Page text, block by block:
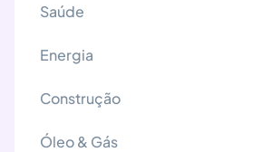
Saúde
Energia
Construção
Óleo & Gás